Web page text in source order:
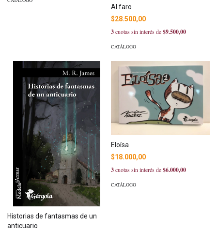
Al faro
$28.500,00
3cuotas sin interés de$9.500,00
CATÁLOGO
Historias de fantasmas de un
anticuario
Eloísa
$18.000,00
3cuotas sin interés de$6.000,00
CATÁLOGO